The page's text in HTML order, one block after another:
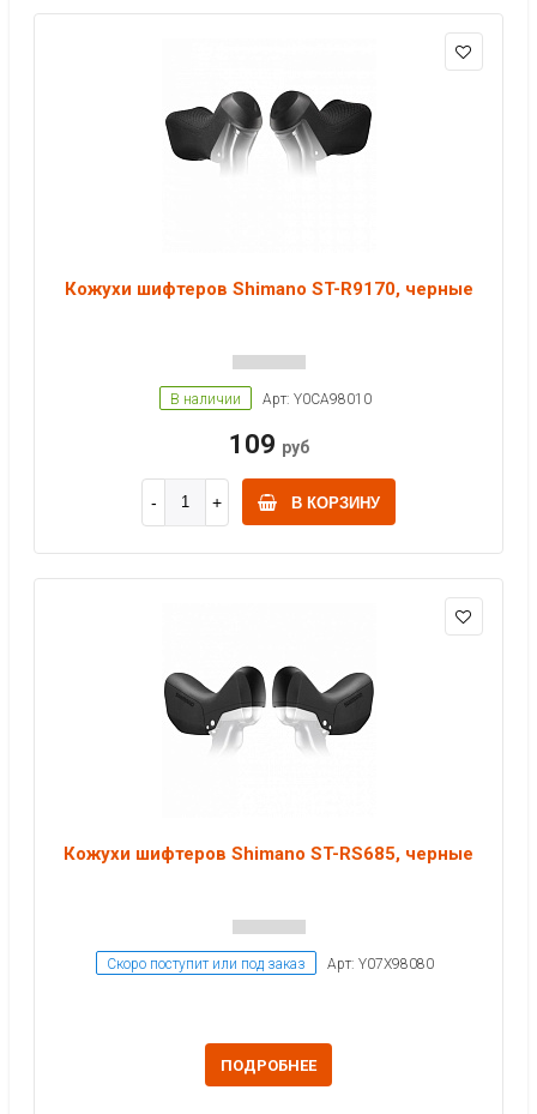
Кожухи шифтеров Shimano ST-R9170, черные
В наличии Арт: Y0CA98010
109 руб
В КОРЗИНУ
Кожухи шифтеров Shimano ST-RS685, черные
Скоро поступит или под заказ Арт: Y07X98080
ПОДРОБНЕЕ